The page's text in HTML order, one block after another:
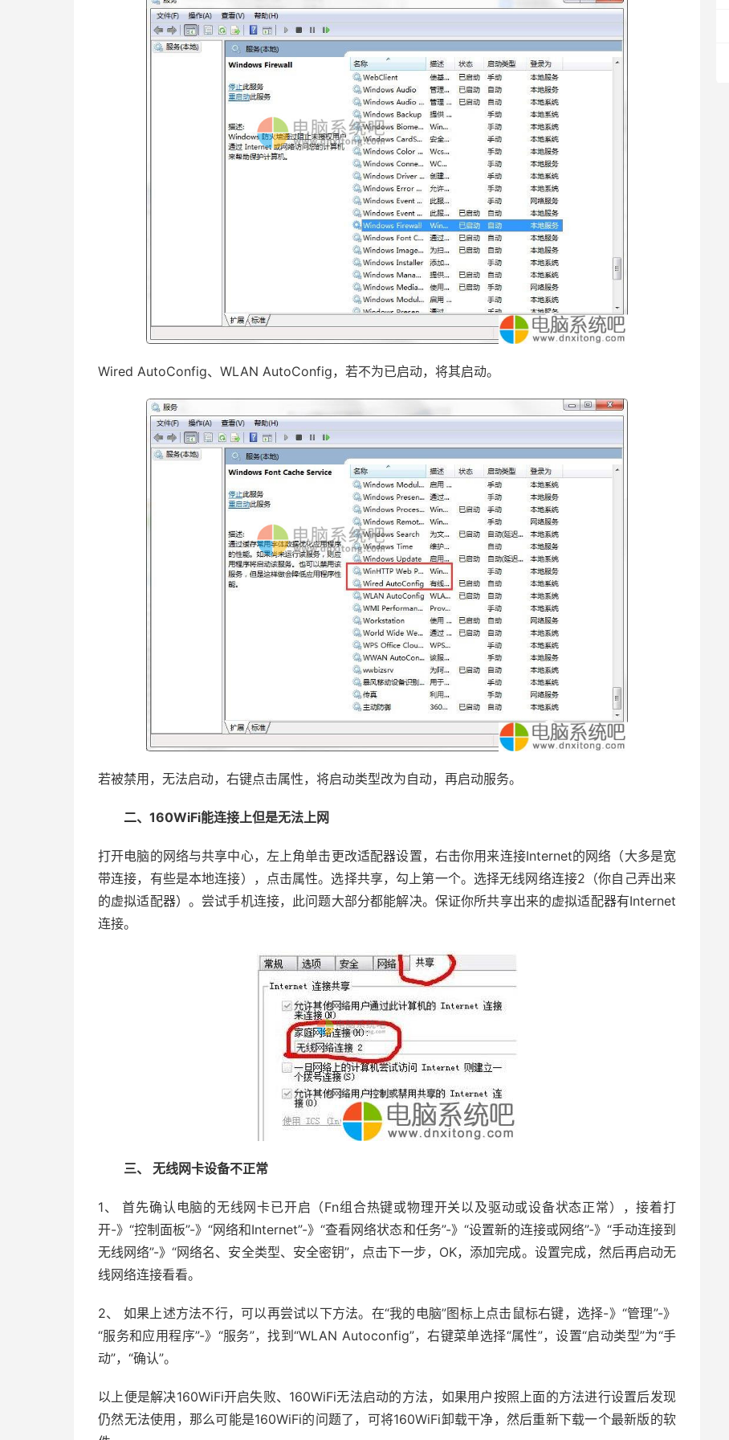
Wired AutoConfig、WLAN AutoConfig，若不为已启动，将其启动。
若被禁用，无法启动，右键点击属性，将启动类型改为自动，再启动服务。
二、160WiFi能连接上但是无法上网
打开电脑的网络与共享中心，左上角单击更改适配器设置，右击你用来连接Internet的网络（大多是宽
带连接，有些是本地连接），点击属性。选择共享，勾上第一个。选择无线网络连接2（你自己弄出来
的虚拟适配器）。尝试手机连接，此问题大部分都能解决。保证你所共享出来的虚拟适配器有Internet
连接。
三、 无线网卡设备不正常
1、 首先确认电脑的无线网卡已开启（Fn组合热键或物理开关以及驱动或设备状态正常），接着打
开-》“控制面板”-》“网络和Internet”-》“查看网络状态和任务”-》“设置新的连接或网络”-》“手动连接到
无线网络”-》“网络名、安全类型、安全密钥”，点击下一步，OK，添加完成。设置完成，然后再启动无
线网络连接看看。
2、 如果上述方法不行，可以再尝试以下方法。在“我的电脑”图标上点击鼠标右键，选择-》“管理”-》
“服务和应用程序”-》“服务”，找到“WLAN Autoconfig”，右键菜单选择“属性”，设置“启动类型”为“手
动”，“确认”。
以上便是解决160WiFi开启失败、160WiFi无法启动的方法，如果用户按照上面的方法进行设置后发现
仍然无法使用，那么可能是160WiFi的问题了，可将160WiFi卸载干净，然后重新下载一个最新版的软